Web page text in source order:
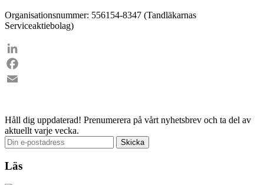
Organisationsnummer: 556154-8347 (Tandläkarnas
Serviceaktiebolag)
LinkedIn
Facebook
Håll dig uppdaterad! Prenumerera på vårt nyhetsbrev och ta del av
aktuellt varje vecka.
Läs